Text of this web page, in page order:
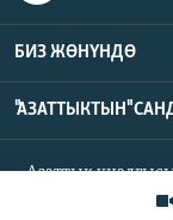
БИЗ ЖӨНҮНДӨ
"АЗАТТЫКТЫН"
Азаттык